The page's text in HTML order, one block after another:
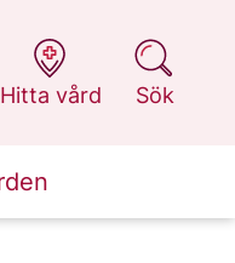
Hitta vård
på 1177.se
Sök
på 1177.se